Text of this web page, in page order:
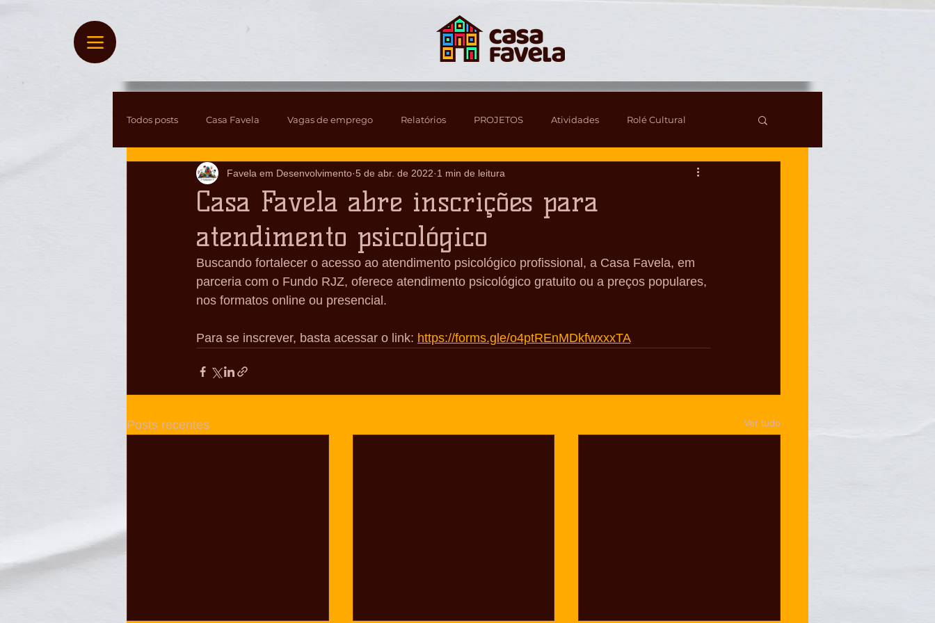
Todos posts Casa Favela Vagas de emprego Relatórios PROJETOS Atividades Rolé Cultural
ARTIGOS
Casa Favela abre inscrições para
atendimento psicológico
Favela em Desenvolvimento 5 de abr. de 2022 1 min de leitura
Buscando fortalecer o acesso ao atendimento psicológico profissional, a Casa Favela, em
parceria com o Fundo RJZ, oferece atendimento psicológico gratuito ou a preços populares,
nos formatos online ou presencial.
Para se inscrever, basta acessar o link: https://forms.gle/o4ptREnMDkfwxxxTA
Posts recentes Ver tudo